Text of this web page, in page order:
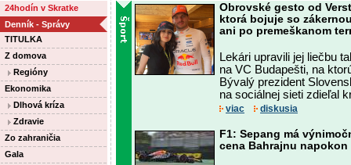
24hodín v Skratke
Denník - Správy
TITULKA
Z domova
Regióny
Ekonomika
Dlhová kríza
Zdravie
Zo zahraničia
Gala
Obrovské gesto od
ktorá bojuje so
ani po premeškanom
Lekári upravili jej liečbu
na VC Budapešti, na
Bývalý prezident
na sociálnej sieti zdieľal
viac diskusia
F1: Sepang má
cena Bahrajnu